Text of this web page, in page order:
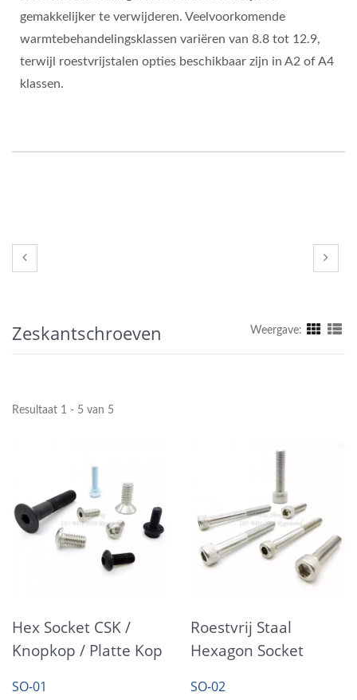
gemakkelijker te verwijderen. Veelvoorkomende
warmtebehandelingsklassen variëren van 8.8 tot 12.9,
terwijl roestvrijstalen opties beschikbaar zijn in A2 of A4
klassen.
Zeskantschroeven Weergave:
Resultaat 1 - 5 van 5
Hex Socket CSK /
Knopkop / Platte Kop
SO-01
Roestvrij Staal
Hexagon Socket
SO-02